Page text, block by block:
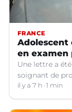
FRANCE
Adolescent
en examen
Une lettre a
soignant de
il y a 7 h 1 min